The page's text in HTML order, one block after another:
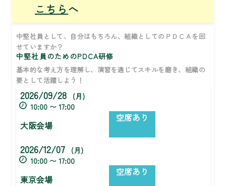
こちら へ
中堅社員として、自分はもちろん、組織としてのＰＤＣＡを回
せていますか？
中堅社員のためのPDCA研修
基本的な考え方を理解し、演習を通じてスキルを磨き、組織の
要として活躍しよう！
2026/09/28
(月)
10:00 〜 17:00
大阪会場
空席あり
2026/12/07
(月)
10:00 〜 17:00
東京会場
空席あり